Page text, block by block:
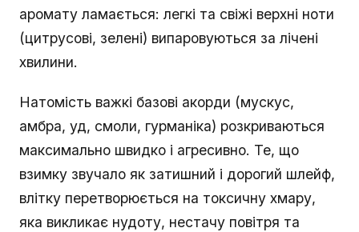
аромату ламається: легкі та свіжі верхні ноти
(цитрусові, зелені) випаровуються за лічені
хвилини.
Натомість важкі базові акорди (мускус,
амбра, уд, смоли, гурманіка) розкриваються
максимально швидко і агресивно. Те, що
взимку звучало як затишний і дорогий шлейф,
влітку перетворюється на токсичну хмару,
яка викликає нудоту, нестачу повітря та